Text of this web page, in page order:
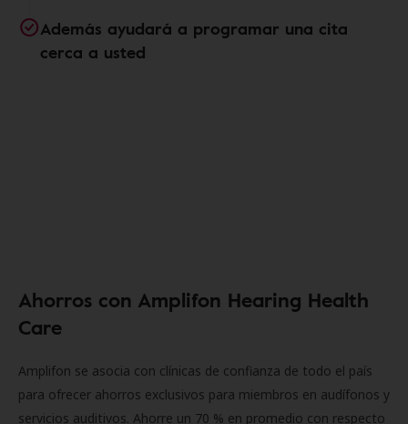
Además ayudará a programar una cita
cerca a usted
Ahorros con Amplifon Hearing Health
Care
Amplifon se asocia con clínicas de confianza de todo el país
para ofrecer ahorros exclusivos para miembros en audífonos y
servicios auditivos. Ahorre un 70 % en promedio con respecto